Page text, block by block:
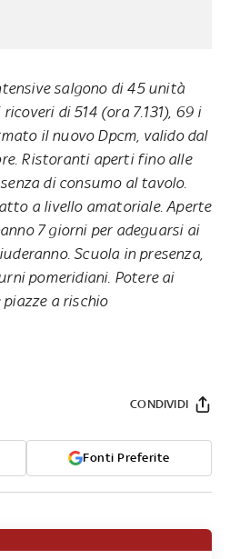
salgono di 45 unità
di 514 (ora 7.131), 69 i
il nuovo Dpcm, valido dal
Ristoranti aperti fino alle
di consumo al tavolo.
a livello amatoriale. Aperte
7 giorni per adeguarsi ai
Scuola in presenza,
pomeridiani. Potere ai
a rischio
Fonti Preferite
CONDIVIDI